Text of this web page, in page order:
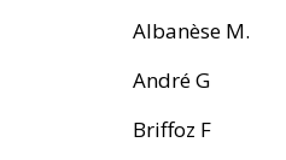
Albanèse M.
André G
Briffoz F